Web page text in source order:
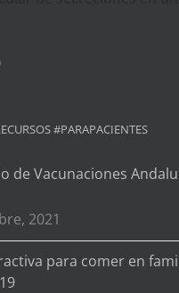
#PARAPACIENTES
de Vacunaciones
2021
para comer en